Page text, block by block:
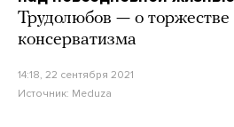
Трудолюбов — о торжестве
консерватизма
14:18, 22 сентября 2021
Источник: Meduza